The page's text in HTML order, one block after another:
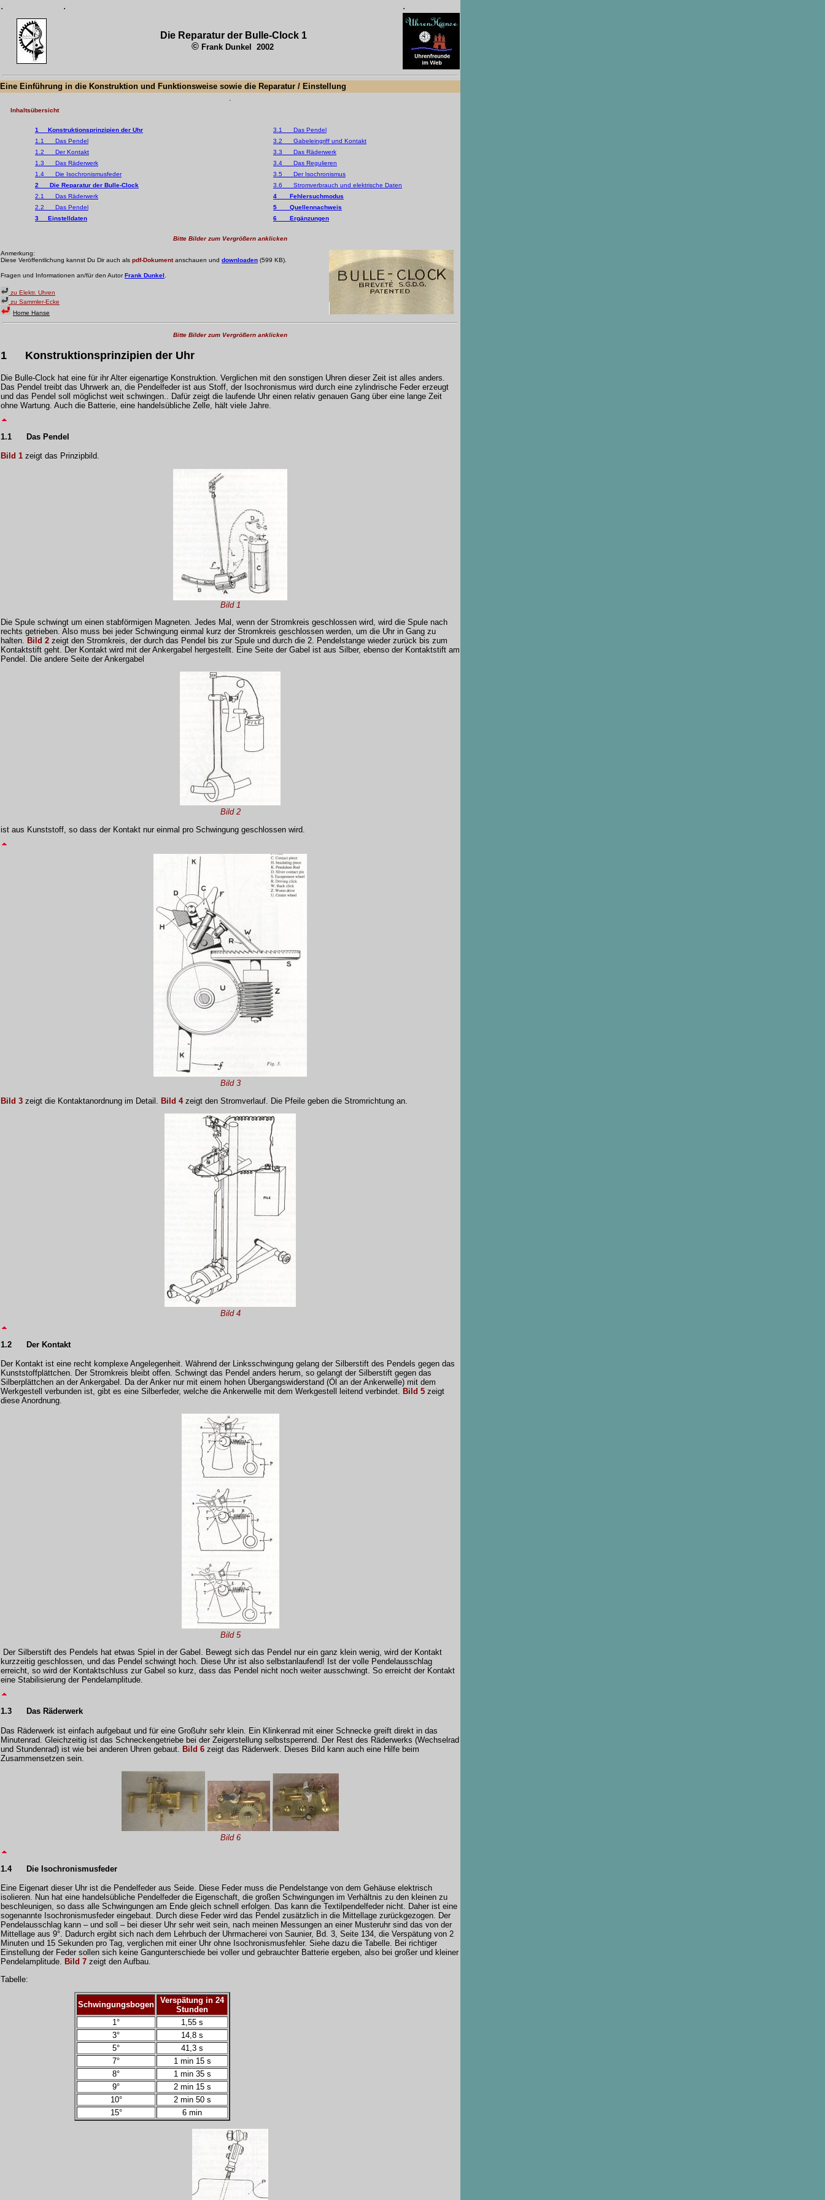
. . .
Die Reparatur der Bulle-Clock 1
© Frank Dunkel 2002
Eine Einführung in die Konstruktion und Funktionsweise sowie die Reparatur / Einstellung
.
Inhaltsübersicht
1
Konstruktionsprinzipien der Uhr
1.1 Das Pendel
1.2 Der Kontakt
1.3 Das Räderwerk
1.4 Die Isochronismusfeder
2 Die Reparatur der Bulle-Clock
2.1 Das Räderwerk
2.2 Das Pendel
3 Einstelldaten
3.1 Das Pendel
3.2 Gabeleingriff und Kontakt
3.3 Das Räderwerk
3.4 Das Regulieren
3.5 Der Isochronismus
3.6 Stromverbrauch und elektrische Daten
4 Fehlersuchmodus
5 Quellennachweis
6 Ergänzungen
Bitte Bilder zum Vergrößern anklicken
Anmerkung:
Diese Veröffentlichung kannst Du Dir auch als pdf-Dokumentanschauen und downloaden (599 KB).
Fragen und Informationen an/für den AutorFrank Dunkel
zu Elektr. Uhren
zu Sammler-Ecke
Home Hanse
Bitte Bilder zum Vergrößern anklicken
1 Konstruktionsprinzipien der Uhr
Die Bulle-Clock hat eine für ihr Alter eigenartige Konstruktion. Verglichen mit den sonstigen Uhren dieser Zeit ist alles anders.
Das Pendel treibt das Uhrwerk an, die Pendelfeder ist aus Stoff, der Isochronismus wird durch eine zylindrische Feder erzeugt
und das Pendel soll möglichst weit schwingen.. Dafür zeigt die laufende Uhr einen relativ genauen Gang über eine lange Zeit
ohne Wartung. Auch die Batterie, eine handelsübliche Zelle, hält viele Jahre.
1.1 Das Pendel
Bild 1 zeigt das Prinzipbild.
Bild 1
Die Spule schwingt um einen stabförmigen Magneten. Jedes Mal, wenn der Stromkreis geschlossen wird, wird die Spule nach
rechts getrieben. Also muss bei jeder Schwingung einmal kurz der Stromkreis geschlossen werden, um die Uhr in Gang zu
halten.
Bild 2 zeigt den Stromkreis, der durch das Pendel bis zur Spule und durch die 2. Pendelstange wieder zurück bis zum
Kontaktstift geht. Der Kontakt wird mit der Ankergabel hergestellt. Eine Seite der Gabel ist aus Silber, ebenso der Kontaktstift am
Pendel. Die andere Seite der Ankergabel
Bild 2
ist aus Kunststoff, so dass der Kontakt nur einmal pro Schwingung geschlossen wird.
Bild 3
Bild 3 zeigt die Kontaktanordnung im Detail. Bild 4zeigt den Stromverlauf. Die Pfeile geben die Stromrichtung an.
Bild 4
1.2 Der Kontakt
Der Kontakt ist eine recht komplexe Angelegenheit. Während der Linksschwingung gelang der Silberstift des Pendels gegen das
Kunststoffplättchen. Der Stromkreis bleibt offen. Schwingt das Pendel anders herum, so gelangt der Silberstift gegen das
Silberplättchen an der Ankergabel. Da der Anker nur mit einem hohen Übergangswiderstand (Öl an der Ankerwelle) mit dem
Werkgestell verbunden ist, gibt es eine Silberfeder, welche die Ankerwelle mit dem Werkgestell leitend verbindet. Bild 5 zeigt
diese Anordnung.
Bild 5
Der Silberstift des Pendels hat etwas Spiel in der Gabel. Bewegt sich das Pendel nur ein ganz klein wenig, wird der Kontakt
kurzzeitig geschlossen, und das Pendel schwingt hoch. Diese Uhr ist also selbstanlaufend! Ist der volle Pendelausschlag
erreicht, so wird der Kontaktschluss zur Gabel so kurz, dass das Pendel nicht noch weiter ausschwingt. So erreicht der Kontakt
eine Stabilisierung der Pendelamplitude.
1.3 Das Räderwerk
Das Räderwerk ist einfach aufgebaut und für eine Großuhr sehr klein. Ein Klinkenrad mit einer Schnecke greift direkt in das
Minutenrad. Gleichzeitig ist das Schneckengetriebe bei der Zeigerstellung selbstsperrend. Der Rest des Räderwerks (Wechselrad
und Stundenrad) ist wie bei anderen Uhren gebaut. Bild 6 zeigt das Räderwerk. Dieses Bild kann auch eine Hilfe beim
Zusammensetzen sein.
Bild 6
1.4 Die Isochronismusfeder
Eine Eigenart dieser Uhr ist die Pendelfeder aus Seide. Diese Feder muss die Pendelstange von dem Gehäuse elektrisch
isolieren. Nun hat eine handelsübliche Pendelfeder die Eigenschaft, die großen Schwingungen im Verhältnis zu den kleinen zu
beschleunigen, so dass alle Schwingungen am Ende gleich schnell erfolgen. Das kann die Textilpendelfeder nicht. Daher ist eine
sogenannte Isochronismusfeder eingebaut. Durch diese Feder wird das Pendel zusätzlich in die Mittellage zurückgezogen. Der
Pendelausschlag kann – und soll – bei dieser Uhr sehr weit sein, nach meinen Messungen an einer Musteruhr sind das von der
Mittellage aus 9°. Dadurch ergibt sich nach dem Lehrbuch der Uhrmacherei von Saunier, Bd. 3, Seite 134, die Verspätung von 2
Minuten und 15 Sekunden pro Tag, verglichen mit einer Uhr ohne Isochronismusfehler. Siehe dazu die Tabelle. Bei richtiger
Einstellung der Feder sollen sich keine Gangunterschiede bei voller und gebrauchter Batterie ergeben, also bei großer und kleiner
Pendelamplitude. Bild 7 zeigt den Aufbau.
Tabelle:
Schwingungsbogen
Verspätung in 24
Stunden
1°
1,55 s
3°
14,8 s
5°
41,3 s
7°
1 min 15 s
8°
1 min 35 s
9°
2 min 15 s
10°
2 min 50 s
15°
6 min